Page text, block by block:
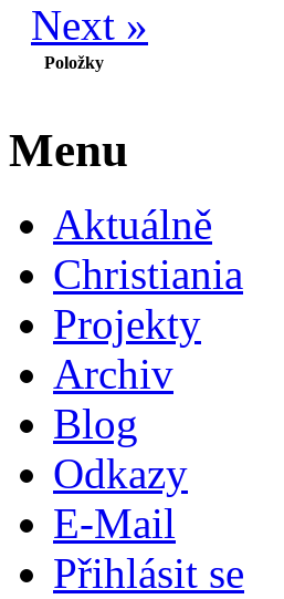
Next »
Položky
Menu
Aktuálně
Christiania
Projekty
Archiv
Blog
Odkazy
E-Mail
Přihlásit se